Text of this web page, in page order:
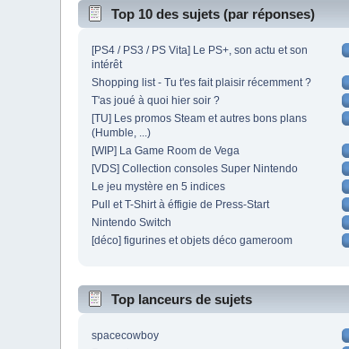
Top 10 des sujets (par réponses)
[PS4 / PS3 / PS Vita] Le PS+, son actu et son
intérêt
Shopping list - Tu t'es fait plaisir récemment ?
T'as joué à quoi hier soir ?
[TU] Les promos Steam et autres bons plans
(Humble, ...)
[WIP] La Game Room de Vega
[VDS] Collection consoles Super Nintendo
Le jeu mystère en 5 indices
Pull et T-Shirt à éffigie de Press-Start
Nintendo Switch
[déco] figurines et objets déco gameroom
Top lanceurs de sujets
spacecowboy